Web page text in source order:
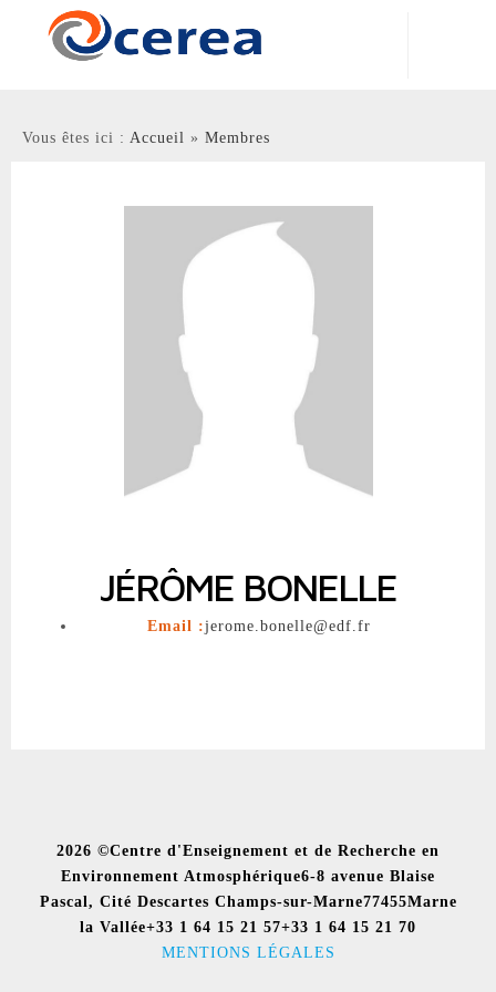
Laboratoire Commun
Vous êtes ici : Accueil » Membres
JÉRÔME BONELLE
Email :jerome.bonelle@edf.fr
2026 ©Centre d'Enseignement et de Recherche en
Environnement Atmosphérique6-8 avenue Blaise
Pascal, Cité Descartes Champs-sur-Marne77455Marne
la Vallée+33 1 64 15 21 57+33 1 64 15 21 70
MENTIONS LÉGALES